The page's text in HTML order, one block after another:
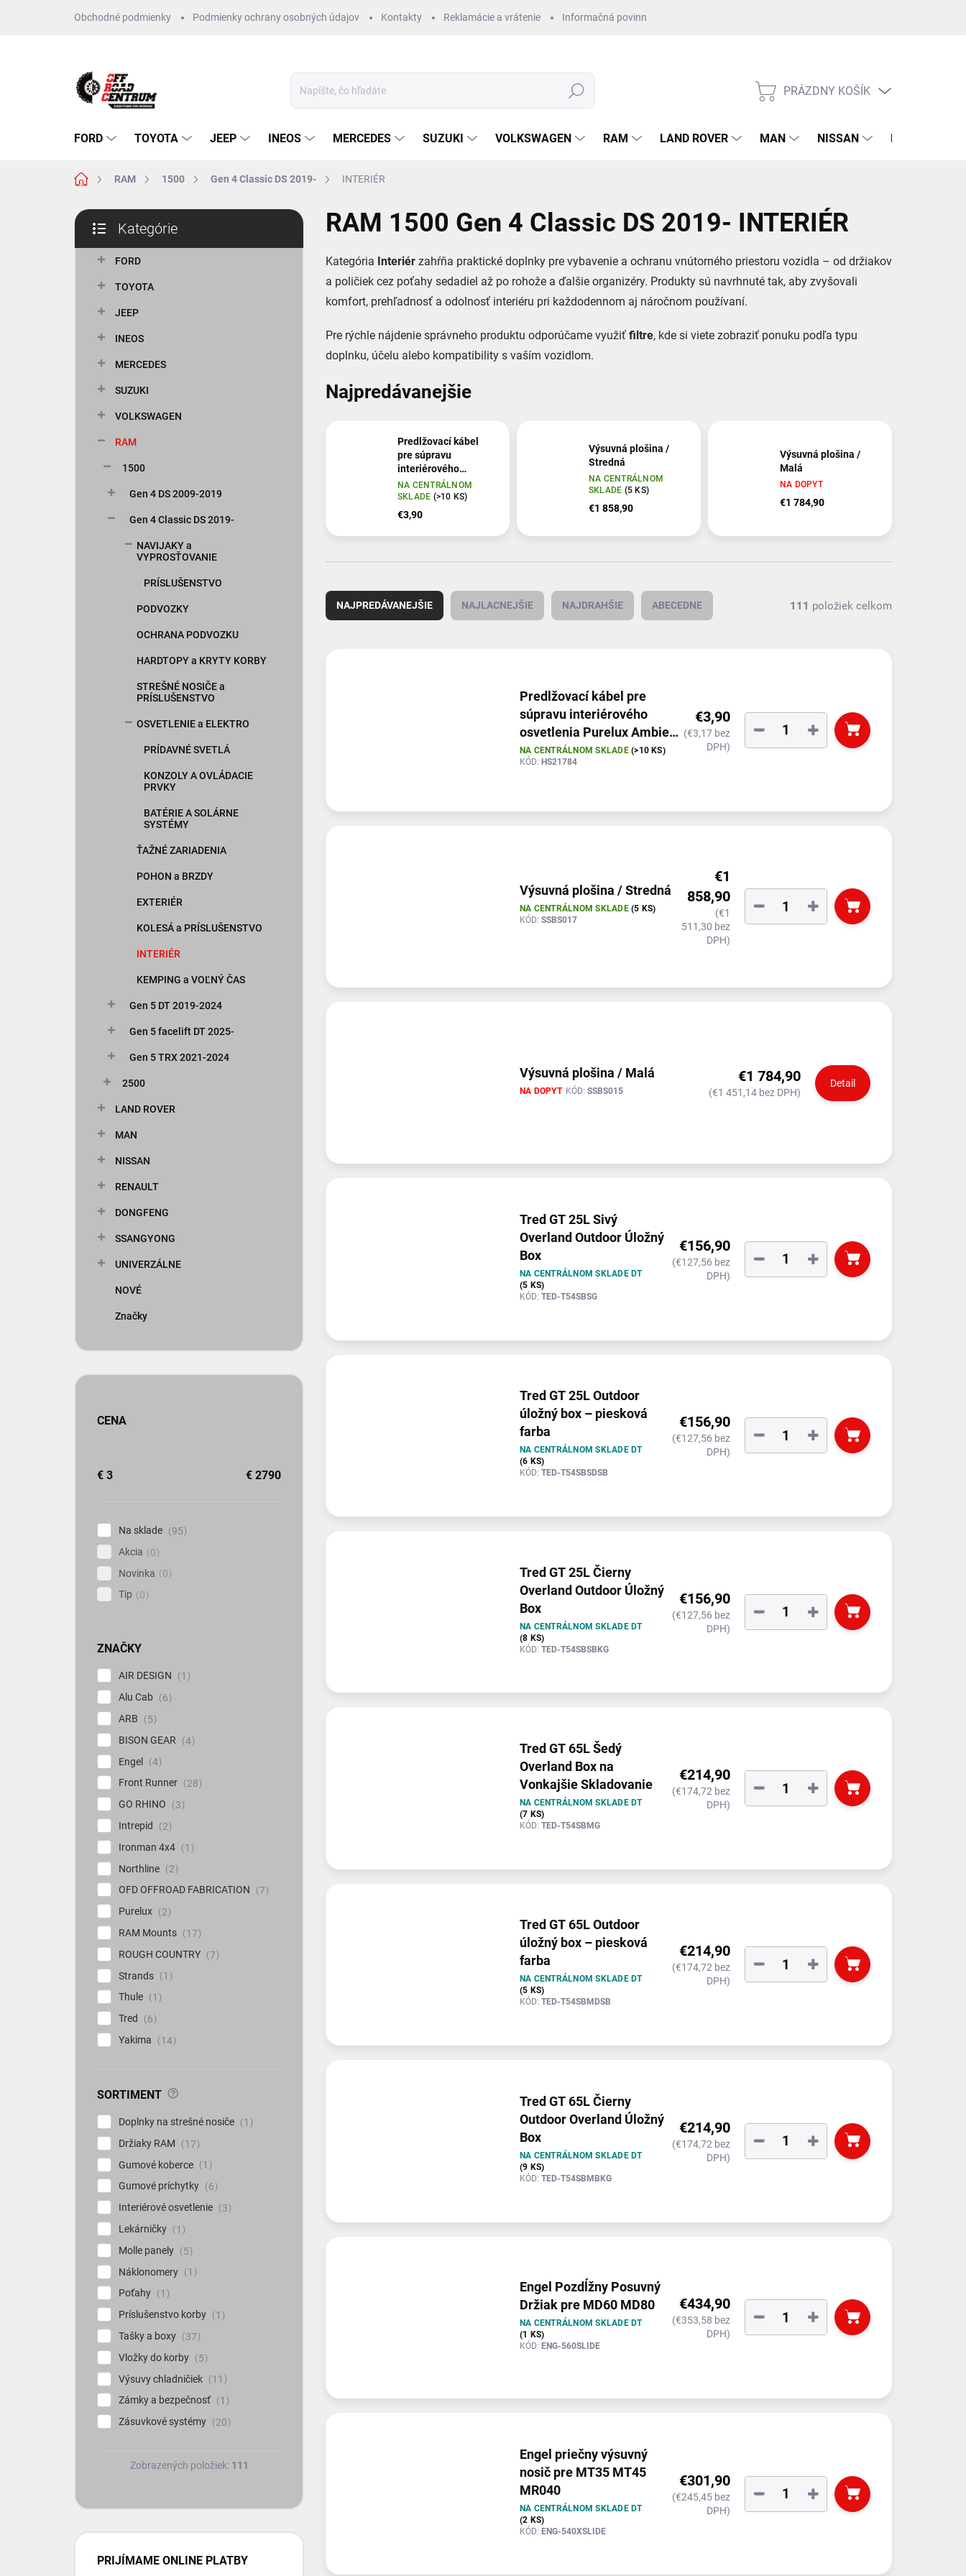
Obchodné podmienky Podmienky ochrany osobných údajov Kontakty Reklamácie a vrátenie Informačná povinnost GDPR ku kontaktnému formuláru
Hľadať
NÁKUPNÝ
PRÁZDNY KOŠÍK
FORD TOYOTA JEEP INEOS MERCEDES SUZUKI VOLKSWAGEN RAM LAND ROVER MAN NISSAN RENAULT
DomovRAM 1500 Gen 4 Classic DS 2019- INTERIÉR
B
č
kategórie
Kategórie
FORD
TOYOTA
JEEP
INEOS
MERCEDES
SUZUKI
VOLKSWAGEN
RAM
1500
Gen 4 DS 2009-2019
Gen 4 Classic DS 2019-
NAVIJAKY a
VYPROSŤOVANIE
PRÍSLUŠENSTVO
PODVOZKY
OCHRANA PODVOZKU
HARDTOPY a KRYTY KORBY
STREŠNÉ NOSIČE a
PRÍSLUŠENSTVO
OSVETLENIE a ELEKTRO
PRÍDAVNÉ SVETLÁ
KONZOLY A OVLÁDACIE
PRVKY
BATÉRIE A SOLÁRNE
SYSTÉMY
ŤAŽNÉ ZARIADENIA
POHON a BRZDY
EXTERIÉR
KOLESÁ a PRÍSLUŠENSTVO
INTERIÉR
KEMPING a VOĽNÝ ČAS
Gen 5 DT 2019-2024
Gen 5 facelift DT 2025-
Gen 5 TRX 2021-2024
2500
LAND ROVER
MAN
NISSAN
RENAULT
DONGFENG
SSANGYONG
UNIVERZÁLNE
NOVÉ
Značky
CENA
€ 3 € 2790
Na sklade
95
Akcia
0
Novinka
0
Tip
0
ZNAČKY
AIR DESIGN
1
Alu Cab
6
ARB
5
BISON GEAR
4
Engel
4
Front Runner
28
GO RHINO
3
Intrepid
2
Ironman 4x4
1
Northline
2
OFD OFFROAD FABRICATION
7
Purelux
2
RAM Mounts
17
ROUGH COUNTRY
7
Strands
1
Thule
1
Tred
6
Yakima
14
SORTIMENT ?
Doplnky na strešné nosiče
1
Držiaky RAM
17
Gumové koberce
1
Gumové príchytky
6
Interiérové osvetlenie
3
Lekárničky
1
Molle panely
5
Náklonomery
1
Poťahy
1
Príslušenstvo korby
1
Tašky a boxy
37
Vložky do korby
5
Výsuvy chladničiek
11
Zámky a bezpečnosť
1
Zásuvkové systémy
20
Zobrazených položiek: 111
PRIJÍMAME ONLINE PLATBY
RAM 1500 Gen 4 Classic DS 2019- INTERIÉR
Kategória Interiér zahŕňa praktické doplnky pre vybavenie a ochranu vnútorného priestoru vozidla – od držiakov
a poličiek cez poťahy sedadiel až po rohože a ďalšie organizéry. Produkty sú navrhnuté tak, aby zvyšovali
komfort, prehľadnosť a odolnosť interiéru pri každodennom aj náročnom používaní.
Pre rýchle nájdenie správneho produktu odporúčame využiť filtre, kde si viete zobraziť ponuku podľa typu
doplnku, účelu alebo kompatibility s vaším vozidlom.
Najpredávanejšie
Predlžovací kábel
pre súpravu
interiérového
osvetlenia Purelux
Ambient Light Kit,
100 cm
NA CENTRÁLNOM
SKLADE (>10 KS)
€3,90
Výsuvná plošina /
Stredná
NA CENTRÁLNOM
SKLADE (5 KS)
€1 858,90
Výsuvná plošina /
Malá
NA DOPYT
€1 784,90
a
d
o
NAJPREDÁVANEJŠIE NAJLACNEJŠIE NAJDRAHŠIE ABECEDNE 111 položiek celkom
k
Predlžovací kábel pre
súpravu interiérového
osvetlenia Purelux Ambient
Light Kit, 100 cm
NA CENTRÁLNOM SKLADE(>10 KS)
KÓD: HS21784
€3,90
(€3,17 bez
DPH)
+
−
Výsuvná plošina / Stredná
NA CENTRÁLNOM SKLADE(5 KS)
KÓD: SSBS017
€1
858,90
(€1
511,30 bez
DPH)
+
−
Výsuvná plošina / Malá
NA DOPYT KÓD: SSBS015
€1 784,90
(€1 451,14 bez DPH)
Detail
Tred GT 25L Sivý
Overland Outdoor Úložný
Box
NA CENTRÁLNOM SKLADE DT
(5 KS)
KÓD: TED-T54SBSG
€156,90
(€127,56 bez
DPH)
+
−
Tred GT 25L Outdoor
úložný box – piesková
farba
NA CENTRÁLNOM SKLADE DT
(6 KS)
KÓD: TED-T54SBSDSB
€156,90
(€127,56 bez
DPH)
+
−
Tred GT 25L Čierny
Overland Outdoor Úložný
Box
NA CENTRÁLNOM SKLADE DT
(8 KS)
KÓD: TED-T54SBSBKG
€156,90
(€127,56 bez
DPH)
+
−
Tred GT 65L Šedý
Overland Box na
Vonkajšie Skladovanie
NA CENTRÁLNOM SKLADE DT
(7 KS)
KÓD: TED-T54SBMG
€214,90
(€174,72 bez
DPH)
+
−
Tred GT 65L Outdoor
úložný box – piesková
farba
NA CENTRÁLNOM SKLADE DT
(5 KS)
KÓD: TED-T54SBMDSB
€214,90
(€174,72 bez
DPH)
+
−
Tred GT 65L Čierny
Outdoor Overland Úložný
Box
NA CENTRÁLNOM SKLADE DT
(9 KS)
KÓD: TED-T54SBMBKG
€214,90
(€174,72 bez
DPH)
+
−
Engel Pozdĺžny Posuvný
Držiak pre MD60 MD80
NA CENTRÁLNOM SKLADE DT
(1 KS)
KÓD: ENG-560SLIDE
€434,90
(€353,58 bez
DPH)
+
−
Engel priečny výsuvný
nosič pre MT35 MT45
MR040
NA CENTRÁLNOM SKLADE DT
(2 KS)
KÓD: ENG-540XSLIDE
€301,90
(€245,45 bez
DPH)
+
−